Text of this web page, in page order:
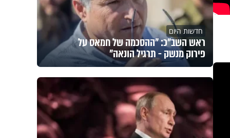
חדשות היום
ראש השב"כ: "ההסכמה של חמאס על
פירוק מנשק - תרגיל הונאה"